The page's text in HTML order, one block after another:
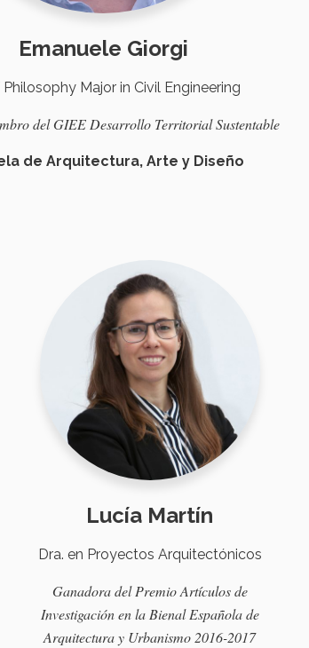
Emanuele Giorgi
Philosophy Major in Civil Engineering
del GIEE Desarrollo TerritorialSustentable
de Arquitectura, Arte y Diseño
Lucía Martín
Dra. en Proyectos Arquitectónicos
Ganadoradel PremioArtículosde
Investigación enlaBienalEspañola de
Arquitecturay Urbanismo2016-2017